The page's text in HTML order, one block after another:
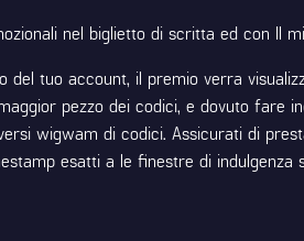
nel biglietto di scritta ed con Il
tuo account, il premio verra
pezzo dei codici, e dovuto fare
wigwam di codici. Assicurati di
esatti a le finestre di